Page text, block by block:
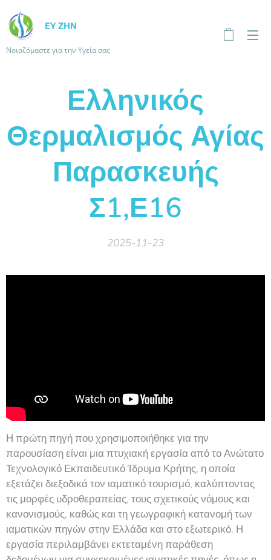
ΕΥ ΖΗΝ
Νοιαζόμαστε για την Υγεία σας
Ελληνικός
Θερμαλισμός Αγίας
Παρασκευής
Σ1,Ε16
2025-11-23
Η πρώτη πηγή που χρησιμοποιήθηκε για την
παρουσίαση είναι μια πτυχιακή εργασία από το Ανώτατο
Τεχνολογικό Εκπαιδευτικό Ίδρυμα Κρήτης, η οποία
εξετάζει διεξοδικά τον ιαματικό τουρισμό, καλύπτοντας
τις μορφές υδροθεραπείας, τους σχετικούς νόμους και
κανονισμούς, καθώς και τη γεωγραφική κατανομή των
ιαματικών πηγών στην Ελλάδα και στο εξωτερικό. Η
εργασία περιλαμβάνει εκτεταμένη παράθεση